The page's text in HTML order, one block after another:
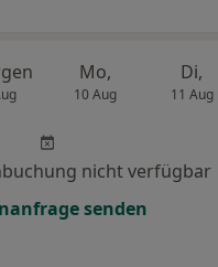
Mo,
10 Aug
Di,
11 Aug
nicht verfügbar
senden